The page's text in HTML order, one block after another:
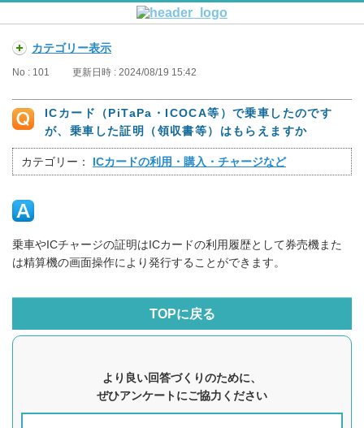
カテゴリー表示
No : 101 更新日時 : 2024/08/19 15:42
ICカード（PiTaPa・ICOCA等）で乗車したのです
が、乗車した証明（領収書等）はもらえますか
カテゴリー： ICカードの利用・購入・チャージなど
乗車やICチャージの証明はICカードの利用履歴として券売機また
は精算機の画面操作により発行することができます。
TOPに戻る
より良い回答づくりのために、
ぜひアンケートにご協力ください